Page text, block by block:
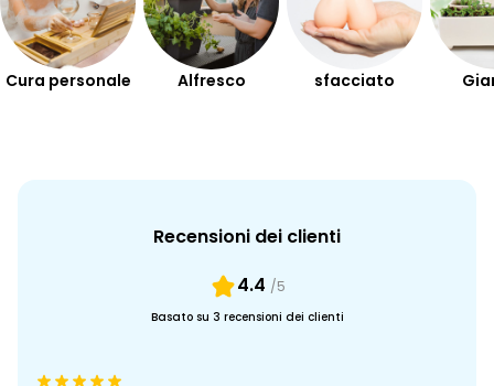
Cura personale Alfresco sfacciato
Recensioni dei clienti
4.4 /5
Basato su 3 recensioni dei clienti